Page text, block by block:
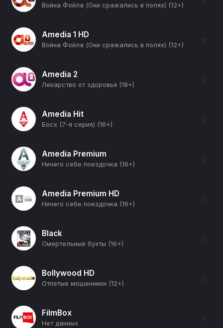
Война Фойла (Они сражались в полях) (12+)
Amedia 1 HD
Война Фойла (Они сражались в полях) (12+)
☆
Amedia 2
Лекарство от здоровья (18+)
☆
Amedia Hit
Босх (7-я серия) (16+)
☆
Amedia Premium
Ничего себе поездочка (16+)
☆
Amedia Premium HD
Ничего себе поездочка (16+)
☆
Black
Смертельные бухты (16+)
☆
Bollywood HD
Отпетые мошенники (12+)
☆
FilmBox
Нет данных
☆